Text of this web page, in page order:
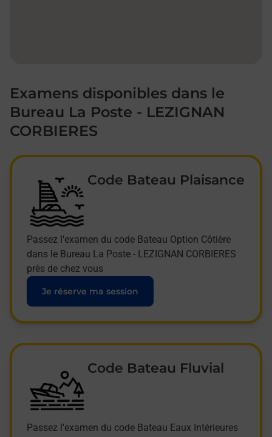
Examens disponibles dans le
Bureau La Poste - LEZIGNAN
CORBIERES
Code Bateau Plaisance
Passez l'examen du code Bateau Option Côtière
dans le Bureau La Poste - LEZIGNAN CORBIERES
près de chez vous
Je réserve ma session
Code Bateau Fluvial
Passez l'examen du code Bateau Eaux Intérieures